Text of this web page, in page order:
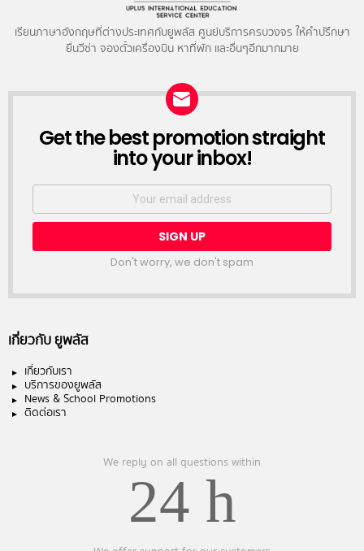
เรียนภาษาอังกฤษที่ต่างประเทศกับยูพลัส ศูนย์บริการครบวงจร ให้คำปรึกษา
ยื่นวีซ่า จองตั๋วเครื่องบิน หาที่พัก และอื่นๆอีกมากมาย
NEWSLETTER
Get the best promotion straight
into your inbox!
Email
Don't worry, we don't spam
เกี่ยวกับ ยูพลัส
เกี่ยวกับเรา
บริการของยูพลัส
News & School Promotions
ติดต่อเรา
We reply on all questions within
24 h